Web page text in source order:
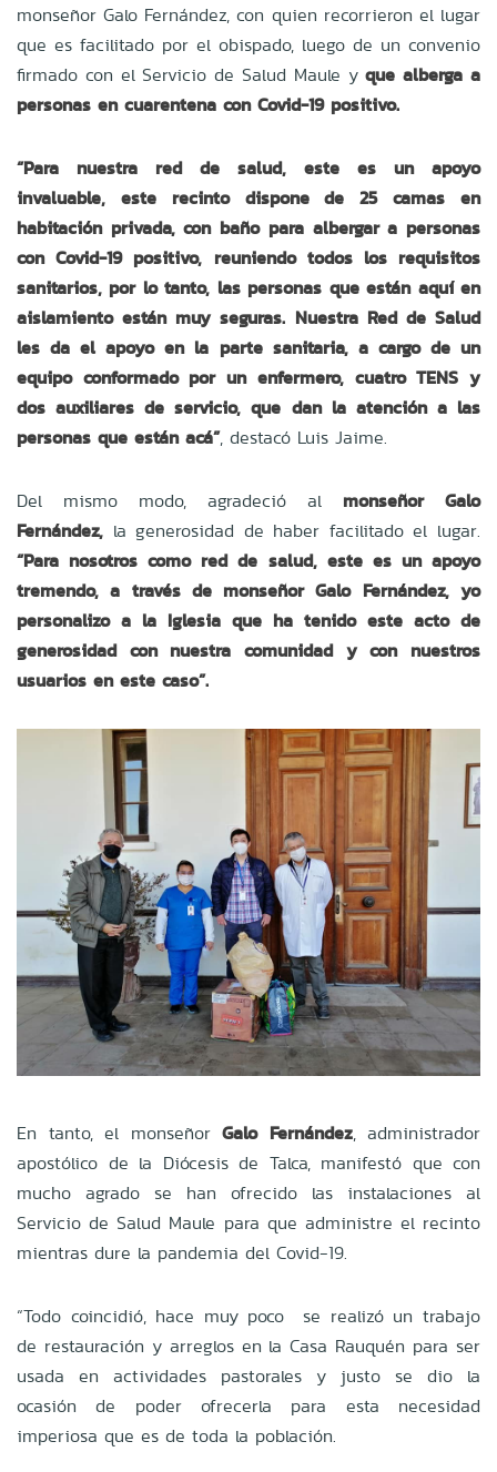
monseñor Galo Fernández, con quien recorrieron el lugar
que es facilitado por el obispado, luego de un convenio
firmado con el Servicio de Salud Maule yque alberga a
personas en cuarentena con Covid-19 positivo.
“Para nuestra red de salud, este es un apoyo
invaluable, este recinto dispone de 25 camas en
habitación privada, con baño para albergar a personas
con Covid-19 positivo, reuniendo todos los requisitos
sanitarios, por lo tanto, las personas que están aquí en
aislamiento están muy seguras. Nuestra Red de Salud
les da el apoyo en la parte sanitaria, a cargo de un
equipo conformado por un enfermero, cuatro TENS y
dos auxiliares de servicio, que dan la atención a las
personas que están acá”, destacó Luis Jaime.
Del mismo modo, agradeció al monseñor Galo
Fernández, la generosidad de haber facilitado el lugar.
“Para nosotros como red de salud, este es un apoyo
tremendo, a través de monseñor Galo Fernández, yo
personalizo a la Iglesia que ha tenido este acto de
generosidad con nuestra comunidad y con nuestros
usuarios en este caso”.
En tanto, el monseñorGalo Fernández, administrador
apostólico de la Diócesis de Talca, manifestó que con
mucho agrado se han ofrecido las instalaciones al
Servicio de Salud Maule para que administre el recinto
mientras dure la pandemia del Covid-19.
“Todo coincidió, hace muy poco se realizó un trabajo
de restauración y arreglos en la Casa Rauquén para ser
usada en actividades pastorales y justo se dio la
ocasión de poder ofrecerla para esta necesidad
imperiosa que es de toda la población.